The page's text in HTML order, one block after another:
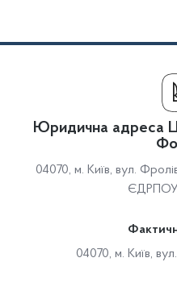
Юридична адреса
04070, м. Київ, вул.
ЄДРПОУ
04070, м. Київ,